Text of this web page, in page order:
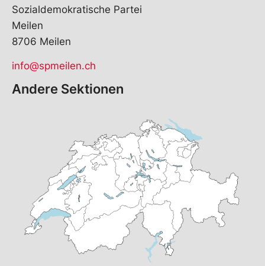
Sozialdemokratische Partei
Meilen
8706 Meilen
info@spmeilen.ch
Andere Sektionen